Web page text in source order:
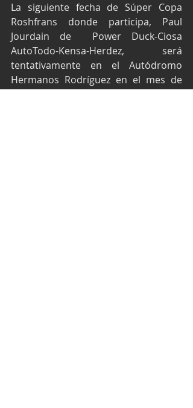
La siguiente fecha de Súper Copa
Roshfrans donde participa, Paul
Jourdain de  Power Duck-Ciosa
AutoTodo-Kensa-Herdez, será
tentativamente en el Autódromo
Hermanos Rodríguez en el mes de